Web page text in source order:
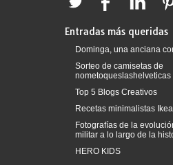
Entradas más queridas
Dominga, una anciana
Sorteo de camisetas de
nometoqueslashelveticas
Top 5 Blogs Creativos
Recetas minimalistas Ikea
Fotografías de la
militar a lo largo de la
HERO KIDS